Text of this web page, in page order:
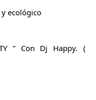
ecológico
” Con Dj Happy. (